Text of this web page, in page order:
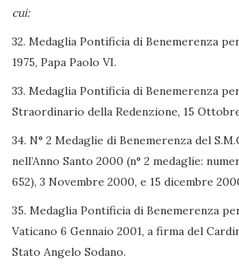
cui:
32. Medaglia Pontificia di Benemerenza
1975, Papa Paolo VI.
33. Medaglia Pontificia di Benemerenza
Straordinario della Redenzione, 15
34. N° 2 Medaglie di Benemerenza del
nell’Anno Santo 2000 (n° 2 medaglie:
652), 3 Novembre 2000, e 15 dicembre
35. Medaglia Pontificia di Benemerenza
Vaticano 6 Gennaio 2001, a firma del
Stato Angelo Sodano.